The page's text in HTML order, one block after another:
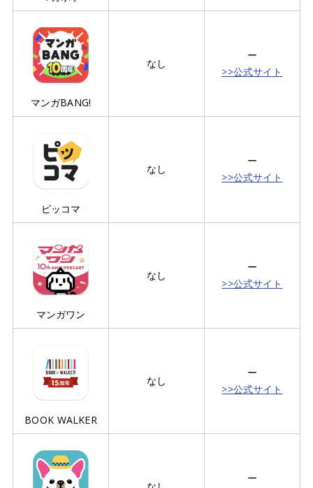
マンガBANG!
なし
ー
>>公式サイト
ピッコマ
なし
ー
>>公式サイト
マンガワン
なし
ー
>>公式サイト
BOOK WALKER
なし
ー
>>公式サイト
ー